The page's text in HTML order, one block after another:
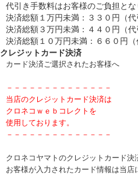
代引き手数料はお客様のご負担と
決済総額１万円未満：３３０円（代
決済総額３万円未満：４４０円（代
決済総額１０万円未満：６６０円（
クレジットカード決済
カード決済ご選択されたお客様へ
－－－－－－－－－－－－－－
当店のクレジットカード決済は
クロネコｗｅｂコレクトを
使用しております。
－－－－－－－－－－－－－－
クロネコヤマトのクレジットカード決
お客様が入力されたカード情報は当店